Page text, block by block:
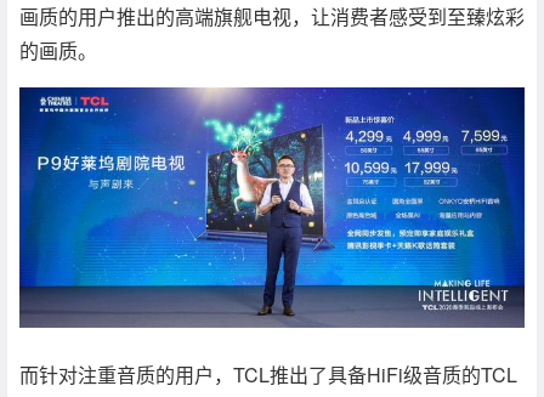
画质的用户推出的高端旗舰电视，让消费者感受到至臻炫彩
的画质。
而针对注重音质的用户，TCL推出了具备HiFi级音质的TCL